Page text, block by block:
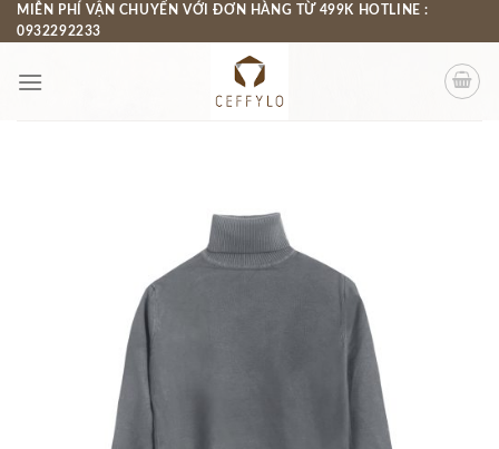
Chuyển
đến
dung
MIỄN PHÍ VẬN CHUYỂN VỚI ĐƠN HÀNG TỪ 499K HOTLINE :
0932292233